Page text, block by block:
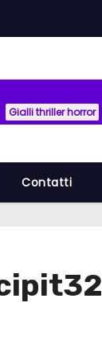
Gialli thriller horror
Contatti